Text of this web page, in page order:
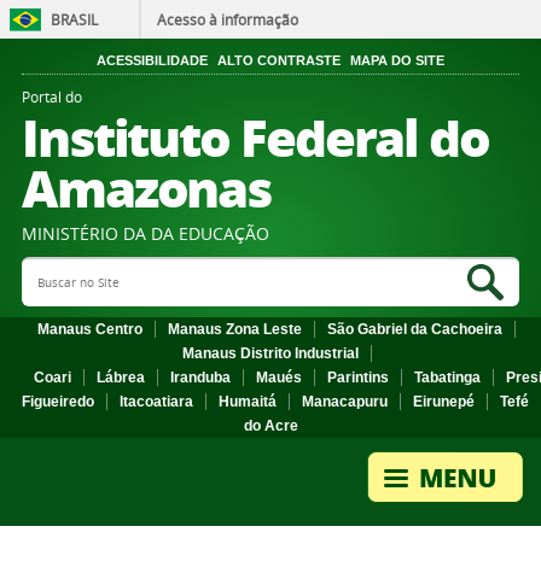
BRASIL Acesso à informação
ACESSIBILIDADE ALTO CONTRASTE MAPA DO SITE
Portal do
Instituto Federal do
Amazonas
MINISTÉRIO DA DA EDUCAÇÃO
Search Site
Manaus Centro Manaus Zona Leste
São Gabriel da Cachoeira
Manaus Distrito Industrial
Coari
Lábrea Iranduba Maués Parintins Tabatinga
Figueiredo
Itacoatiara Humaitá Manacapuru Eirunepé
Tefé
do Acre